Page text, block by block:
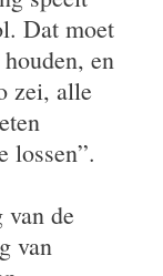
Dat moet
en
zei, alle
lossen”.
de
van